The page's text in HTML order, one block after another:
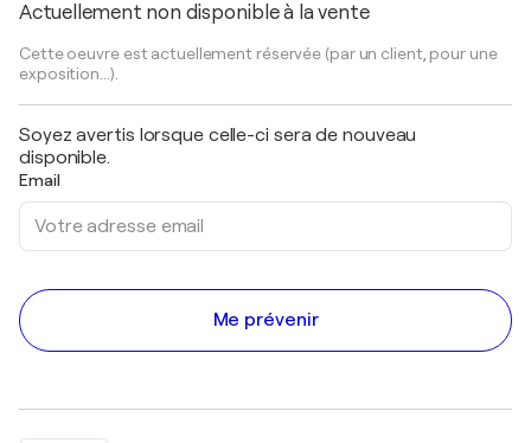
Actuellement non disponible à la vente
Cette oeuvre est actuellement réservée (par un client, pour une
exposition...).
Soyez avertis lorsque celle-ci sera de nouveau
disponible.
Email
Me prévenir